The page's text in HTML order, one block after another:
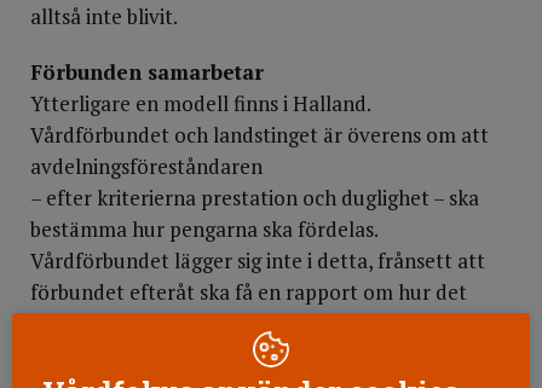
alltså inte blivit.
Förbunden samarbetar
Ytterligare en modell finns i Halland.
Vårdförbundet och landstinget är överens om att
avdelningsföreståndaren
– efter kriterierna prestation och duglighet – ska
bestämma hur pengarna ska fördelas.
Vårdförbundet lägger sig inte i detta, frånsett att
förbundet efteråt ska få en rapport om hur det
avdelningsföreståndarna.